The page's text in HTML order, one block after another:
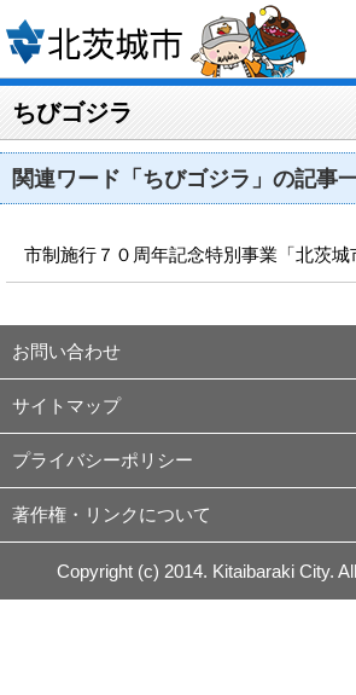
ちびゴジラ
関連ワード「ちびゴジラ」の記事
お問い合わせ
サイトマップ
プライバシーポリシー
著作権・リンクについて
Copyright (c) 2014. Kitaibaraki City.